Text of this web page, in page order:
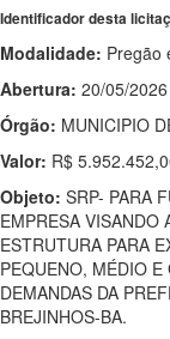
Identificador desta
Modalidade: Pregão
Abertura: 20/05/
Órgão: MUNICIPIO
Valor: R$
Objeto: SRP- PARA
EMPRESA VISANDO
ESTRUTURA PARA
PEQUENO, MÉDIO E
DEMANDAS DA
BREJINHOS-BA.